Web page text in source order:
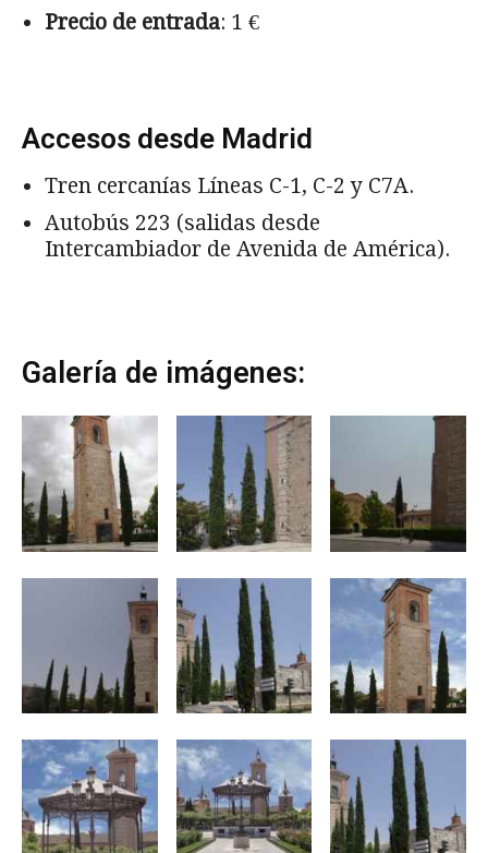
Precio de entrada: 1 €
Accesos desde Madrid
Tren cercanías Líneas C-1, C-2 y C7A.
Autobús 223 (salidas desde
Intercambiador de Avenida de América).
Galería de imágenes: